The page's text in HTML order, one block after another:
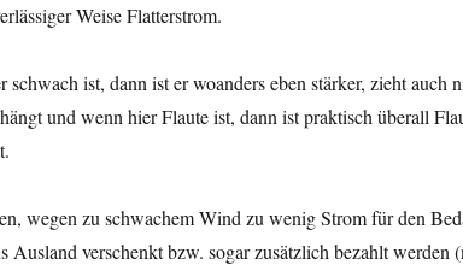
Weise Flatterstrom.
ist, dann ist er woanders eben stärker, zieht auch
und wenn hier Flaute ist, dann ist praktisch überall
wegen zu schwachem Wind zu wenig Strom für den
Ausland verschenkt bzw. sogar zusätzlich bezahlt werden